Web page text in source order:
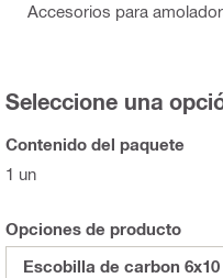
Accesorios para
Seleccione una
Contenido del paquete
1 un
Opciones de producto
Escobilla de carbon 6x10